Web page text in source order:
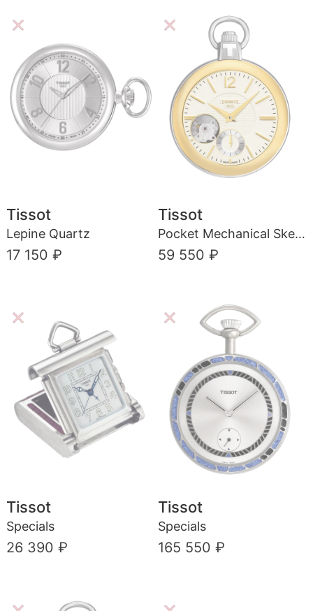
Tissot
Lepine Quartz
17 150 ₽
Tissot
Pocket Mechanical Skeleton
59 550 ₽
Tissot
Specials
26 390 ₽
Tissot
Specials
165 550 ₽